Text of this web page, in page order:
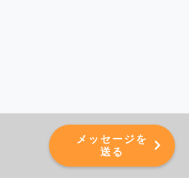
メッセージを
送る